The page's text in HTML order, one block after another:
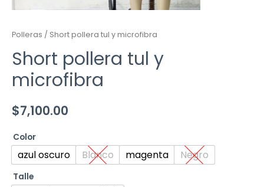
Polleras / Short pollera tul y microfibra
Short pollera tul y
microfibra
$7,100.00
Color
azul oscuro Blanco magenta Negro
Talle